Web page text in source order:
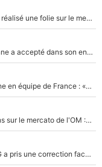
250M€ pour signer une star : Le PSG avait déjà réalisé une folie sur le mercato bien avant Neymar !
Voilà le seul homme politique que Zinedine Zidane a accepté dans son entourage : «Je garde un très bon souvenir de lui»
Franck Ribéry a osé s'attaquer à Zinedine Zidane en équipe de France : «Je n'aurais jamais fait ça»
Medina, Rulli, Paixao... ça part dans tous les sens sur le mercato de l'OM : Frank McCourt va enfin récupérer l'argent qu'il attend ?
Sans Ousmane Dembélé et Désiré Doué, le PSG a pris une correction face à Majorque : Luis Enrique attend avec impatience des renforts !